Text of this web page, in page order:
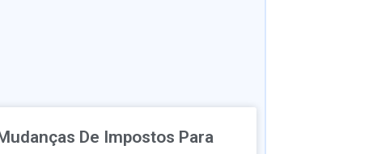
De Impostos Para